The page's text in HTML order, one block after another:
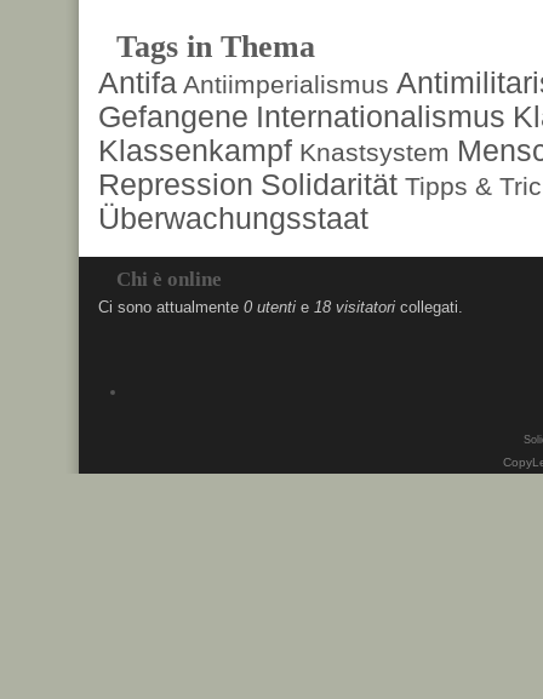
Tags in Thema
Antifa Antiimperialismus
Gefangene Internationalismus
Klassenkampf Knastsystem
Repression Solidarität Tipps &
Überwachungsstaat
Chi è online
Ci sono attualmente 0 utenti e 18 visitatori collegati.